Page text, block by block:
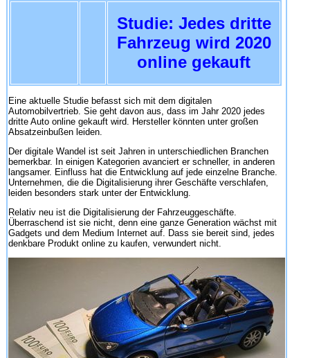
Studie: Jedes dritte
Fahrzeug wird 2020
online gekauft
Eine aktuelle Studie befasst sich mit dem digitalen
Automobilvertrieb. Sie geht davon aus, dass im Jahr 2020 jedes
dritte Auto online gekauft wird. Hersteller könnten unter großen
Absatzeinbußen leiden.
Der digitale Wandel ist seit Jahren in unterschiedlichen Branchen
bemerkbar. In einigen Kategorien avanciert er schneller, in anderen
langsamer. Einfluss hat die Entwicklung auf jede einzelne Branche.
Unternehmen, die die Digitalisierung ihrer Geschäfte verschlafen,
leiden besonders stark unter der Entwicklung.
Relativ neu ist die Digitalisierung der Fahrzeuggeschäfte.
Überraschend ist sie nicht, denn eine ganze Generation wächst mit
Gadgets und dem Medium Internet auf. Dass sie bereit sind, jedes
denkbare Produkt online zu kaufen, verwundert nicht.